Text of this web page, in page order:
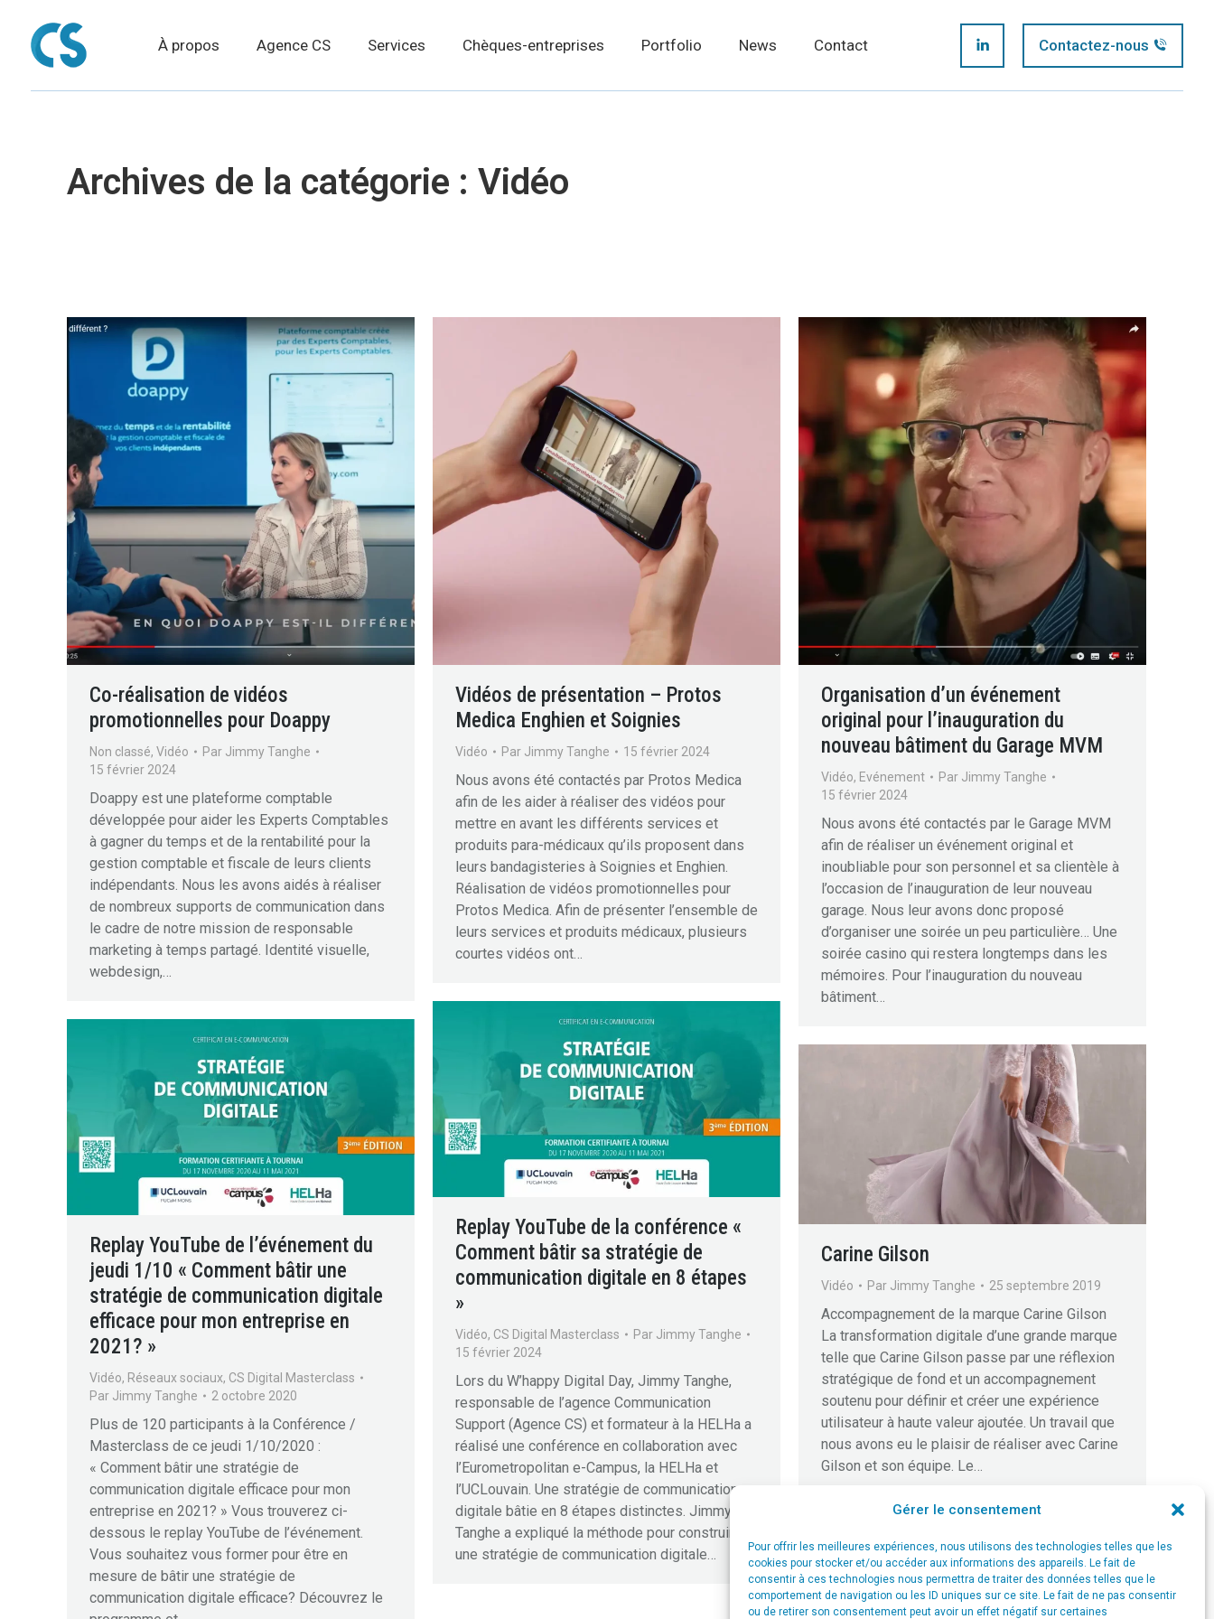
Gérer le consentement
Pour offrir les meilleures expériences, nous utilisons des technologies telles que les
cookies pour stocker et/ou accéder aux informations des appareils. Le fait de
consentir à ces technologies nous permettra de traiter des données telles que le
comportement de navigation ou les ID uniques sur ce site. Le fait de ne pas consentir
ou de retirer son consentement peut avoir un effet négatif sur certaines
À propos Agence CS Services Chèques-entreprises Portfolio News Contact
LinkedIn
Contactez-nous
Archives de la catégorie : Vidéo
Co-réalisation de vidéos
promotionnelles pour Doappy
Non classé, Vidéo Par Jimmy Tanghe
15 février 2024
Doappy est une plateforme comptable
développée pour aider les Experts Comptables
à gagner du temps et de la rentabilité pour la
gestion comptable et fiscale de leurs clients
indépendants. Nous les avons aidés à réaliser
de nombreux supports de communication dans
le cadre de notre mission de responsable
marketing à temps partagé. Identité visuelle,
webdesign,…
Vidéos de présentation – Protos
Medica Enghien et Soignies
Vidéo Par Jimmy Tanghe 15 février 2024
Nous avons été contactés par Protos Medica
afin de les aider à réaliser des vidéos pour
mettre en avant les différents services et
produits para-médicaux qu’ils proposent dans
leurs bandagisteries à Soignies et Enghien.
Réalisation de vidéos promotionnelles pour
Protos Medica. Afin de présenter l’ensemble de
leurs services et produits médicaux, plusieurs
courtes vidéos ont…
Organisation d’un événement
original pour l’inauguration du
nouveau bâtiment du Garage MVM
Vidéo, Evénement Par Jimmy Tanghe
15 février 2024
Nous avons été contactés par le Garage MVM
afin de réaliser un événement original et
inoubliable pour son personnel et sa clientèle à
l’occasion de l’inauguration de leur nouveau
garage. Nous leur avons donc proposé
d’organiser une soirée un peu particulière… Une
soirée casino qui restera longtemps dans les
mémoires. Pour l’inauguration du nouveau
bâtiment…
Replay YouTube de la conférence «
Comment bâtir sa stratégie de
communication digitale en 8 étapes
»
Vidéo, CS Digital Masterclass Par Jimmy Tanghe
15 février 2024
Lors du W’happy Digital Day, Jimmy Tanghe,
responsable de l’agence Communication
Support (Agence CS) et formateur à la HELHa a
réalisé une conférence en collaboration avec
l’Eurometropolitan e-Campus, la HELHa et
l’UCLouvain. Une stratégie de communication
digitale bâtie en 8 étapes distinctes. Jimmy
Tanghe a expliqué la méthode pour construire
une stratégie de communication digitale…
Replay YouTube de l’événement du
jeudi 1/10 « Comment bâtir une
stratégie de communication digitale
efficace pour mon entreprise en
2021? »
Vidéo, Réseaux sociaux, CS Digital Masterclass
Par Jimmy Tanghe 2 octobre 2020
Plus de 120 participants à la Conférence /
Masterclass de ce jeudi 1/10/2020 :
« Comment bâtir une stratégie de
communication digitale efficace pour mon
entreprise en 2021? » Vous trouverez ci-
dessous le replay YouTube de l’événement.
Vous souhaitez vous former pour être en
mesure de bâtir une stratégie de
communication digitale efficace? Découvrez le
Carine Gilson
Vidéo Par Jimmy Tanghe 25 septembre 2019
Accompagnement de la marque Carine Gilson
La transformation digitale d’une grande marque
telle que Carine Gilson passe par une réflexion
stratégique de fond et un accompagnement
soutenu pour définir et créer une expérience
utilisateur à haute valeur ajoutée. Un travail que
nous avons eu le plaisir de réaliser avec Carine
Gilson et son équipe. Le…